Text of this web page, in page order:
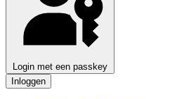
Login met een passkey
Inloggen